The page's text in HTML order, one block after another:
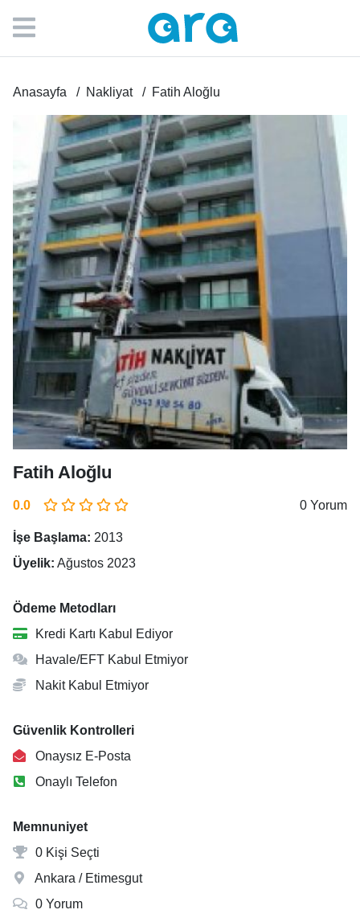
Anasayfa Nakliyat Fatih Aloğlu
Fatih Aloğlu
0.0 0 Yorum
İşe Başlama: 2013
Üyelik: Ağustos 2023
Ödeme Metodları
Kredi Kartı Kabul Ediyor
Havale/EFT Kabul Etmiyor
Nakit Kabul Etmiyor
Güvenlik Kontrolleri
Onaysız E-Posta
Onaylı Telefon
Memnuniyet
0 Kişi Seçti
Ankara / Etimesgut
0 Yorum